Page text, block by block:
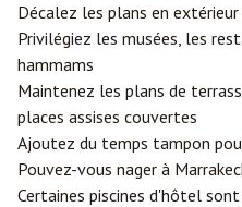
Décalez les plans en
Privilégiez les musées, les
hammams
Maintenez les plans de
places assises couvertes
Ajoutez du temps tampon
Pouvez-vous nager à
Certaines piscines d'hôtel